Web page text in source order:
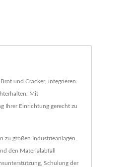
und Cracker, integrieren.
Mit
Ihrer Einrichtung gerecht zu
zu großen Industrieanlagen.
den Materialabfall
Schulung der